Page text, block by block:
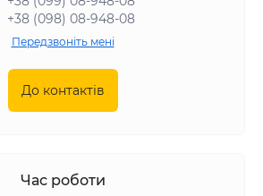
+38 (098) 08-948-08
Передзвоніть мені
До контактів
Час роботи